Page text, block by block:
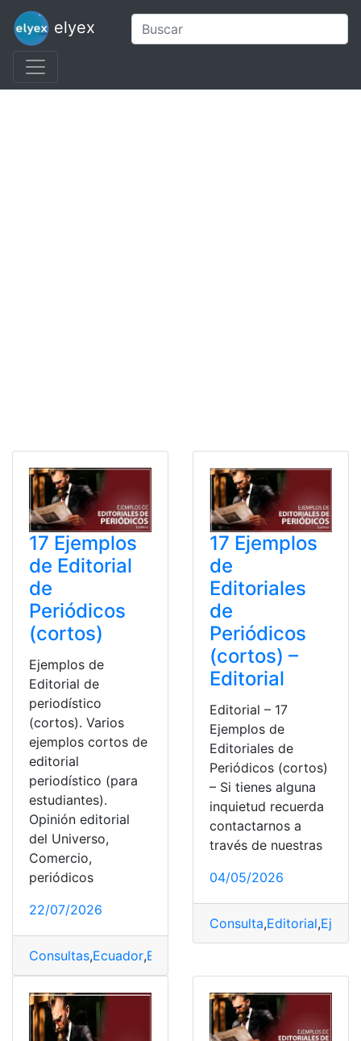
elyex
17 Ejemplos
de Editorial
de
Periódicos
(cortos)
Ejemplos de
Editorial de
periodístico
(cortos). Varios
ejemplos cortos de
editorial
periodístico (para
estudiantes).
Opinión editorial
del Universo,
Comercio,
periódicos
22/07/2026
Consultas,Ecuador,Ejemplos
17 Ejemplos
de
Editoriales
de
Periódicos
(cortos) –
Editorial
Editorial – 17
Ejemplos de
Editoriales de
Periódicos (cortos)
– Si tienes alguna
inquietud recuerda
contactarnos a
través de nuestras
04/05/2026
Consulta,Editorial,